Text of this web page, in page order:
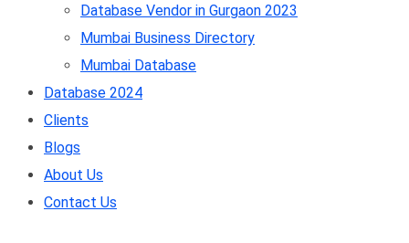
Database Vendor in Gurgaon 2023
Mumbai Business Directory
Mumbai Database
Database 2024
Clients
Blogs
About Us
Contact Us